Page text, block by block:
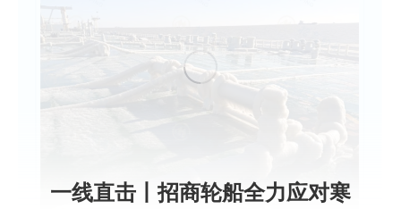
一线直击丨招商轮船全力应对寒